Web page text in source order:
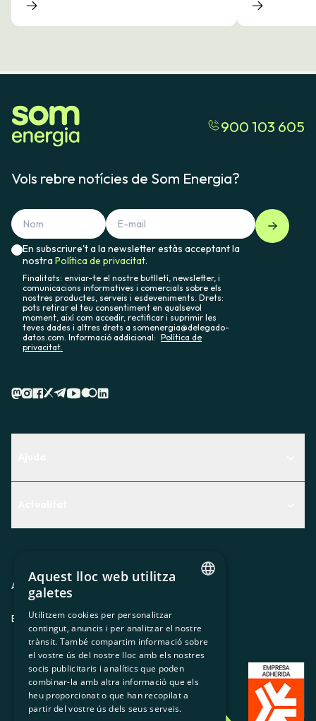
900 103 605
Vols rebre notícies de Som Energia?
En subscriure't a la newsletter estàs acceptant la
nostraPolítica de privacitat.
Finalitats: enviar-te el nostre butlletí, newsletter, i
comunicacions informatives i comercials sobre els
nostres productes, serveis i esdeveniments. Drets:
pots retirar el teu consentiment en qualsevol
moment, així com accedir, rectificar i suprimir les
teves dades i altres drets a somenergia@delegado-
datos.com. Informació addicional: Política de
privacitat.
Premsa
Treballa amb nosaltres
Avis legal Política de privacitatPolítica de cookies
ES CAGLEU
SPANISH
GL
BASQUE
Aquest lloc web utilitza
galetes
Utilitzem cookies per personalitzar
contingut, anuncis i per analitzar el nostre
trànsit. També compartim informació sobre
el vostre ús del nostre lloc amb els nostres
socis publicitaris i analítics que poden
combinar-la amb altra informació que els
heu proporcionat o que han recopilat a
partir del vostre ús dels seus serveis.